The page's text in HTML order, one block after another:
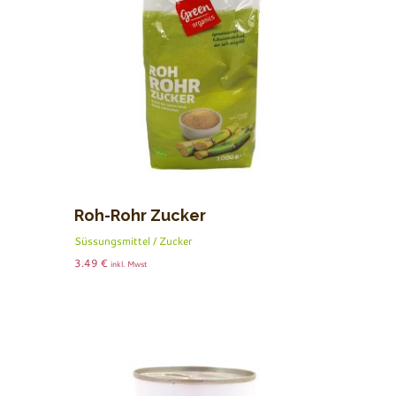
Roh-Rohr Zucker
Süssungsmittel / Zucker
3.49 € inkl. Mwst